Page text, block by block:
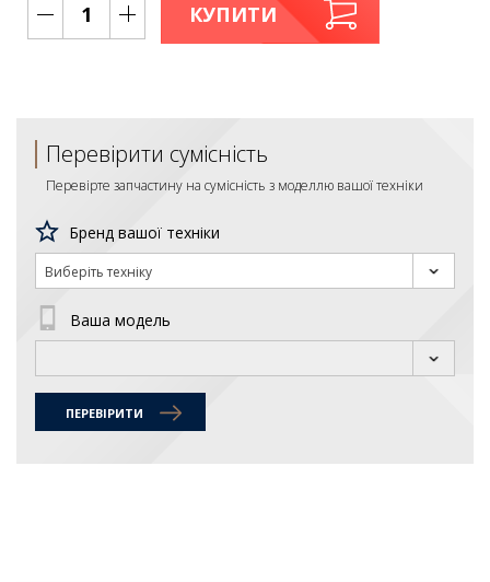
КУПИТИ
Перевірити сумісність
Перевірте запчастину на сумісність з моделлю вашої техніки
Бренд вашої техніки
Виберіть техніку
Ваша модель
ПЕРЕВІРИТИ